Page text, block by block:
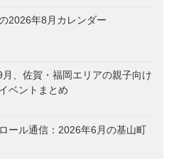
2026年8月カレンダー
、佐賀・福岡エリアの親子向け
ベントまとめ
ール通信：2026年6月の基山町